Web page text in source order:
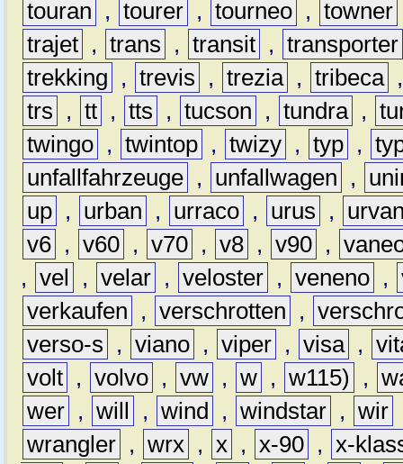
touran , tourer , tourneo , towner
trajet , trans , transit , transporter
trekking
, trevis , trezia , tribeca
trs
, tt , tts , tucson , tundra ,
twingo , twintop , twizy , typ ,
unfallfahrzeuge , unfallwagen ,
up , urban , urraco , urus ,
v6 , v60 , v70 , v8 , v90 ,
, vel , velar , veloster , veneno ,
verkaufen
, verschrotten ,
verso-s
, viano , viper , visa ,
volt , volvo , vw , w , w115) ,
wer , will , wind , windstar , wir
wrangler , wrx , x , x-90 , x-